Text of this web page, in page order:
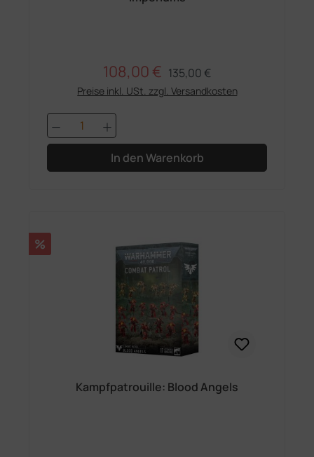
Verkaufspreis:
108,00 € Regulärer Preis:
135,00 €
Preise inkl. USt. zzgl. Versandkosten
Produkt Anzahl: Gib den
In den Warenkorb
Rabatt
%
Kampfpatrouille: Blood Angels